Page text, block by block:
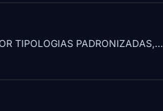
TIPOLOGIAS PADRONIZADAS,...